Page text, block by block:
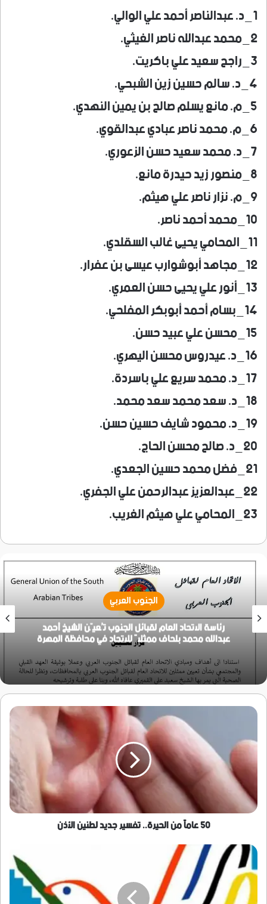
1_د. عبدالناصر أحمد علي الوالي.
2_محمد عبدالله ناصر الغيثي.
3_راجح سعيد علي باكريت.
4_د. سالم حسين زين الشبحي.
5_م. مانع يسلم صالح بن يمين النهدي.
6_م. محمد ناصر عبادي عبدالقوي.
7_د. محمد سعيد حسن الزعوري.
8_منصور زيد حيدرة مانع.
9_م. نزار ناصر علي هيثم.
10_محمد أحمد ناصر.
11_المحامي يحيى غالب السقلدي.
12_مجاهد أبوشوارب عيسى بن عفرار.
13_أنور علي يحيى حسن العمري.
14_بسام أحمد أبوبكر المفلحي.
15_محسن علي عبيد حسن.
16_د. عيدروس محسن اليهري.
17_د. محمد سريع علي باسردة.
18_د. سعد محمد سعد محمد.
19_د. محمود شايف حسين حسن.
20_د. صالح محسن الحاج.
21_فضل محمد حسين الجعدي.
22_عبدالعزيز عبدالرحمن علي الجفري.
23_المحامي علي هيثم الغريب.
الجنوب العربي
رئاسة الاتحاد العام لقبائل الجنوب تُعيّن الشيخ أحمد
عبدالله محمد بلحاف ممثلاً للاتحاد في محافظة المهرة
50
من
الحيرة..
تفسير
جديد
لطنين
الأذن
50 عاماً من الحيرة.. تفسير جديد لطنين الأذن
بيان
صادر
عنمركز